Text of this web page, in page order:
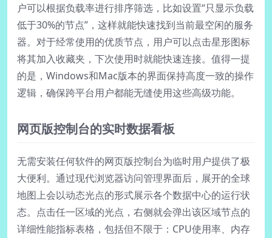
户可以根据负载率进行排序筛选，比如设置“只显示负载
低于30%的节点”，这样就能快速找到当前最空闲的服务
器。对于经常使用的优质节点，用户可以点击星形图标
将其加入收藏夹，下次使用时就能快速连接。值得一提
的是，Windows和Mac版本的界面保持高度一致的操作
逻辑，确保跨平台用户都能无缝使用这些高级功能。
网页版控制台的实时数据看板
无需安装任何软件的网页版控制台为临时用户提供了极
大便利。通过现代浏览器访问管理界面后，展开的全球
地图上会以动态光点的形式展示各个数据中心的运行状
态。点击任一区域的光点，右侧就会弹出该区域节点的
详细性能指标表格，包括但不限于：CPU使用率、内存